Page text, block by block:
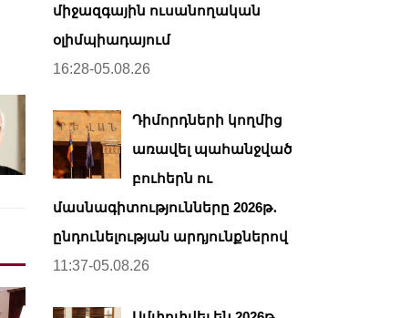
միջազգային ուսանողական
օլիմպիադայում
16:28-05.08.26
Դիմորդների կողմից
առավել պահանջված
բուհերն ու
մասնագիտությունները 2026թ․
ընդունելության արդյունքներով
11:37-05.08.26